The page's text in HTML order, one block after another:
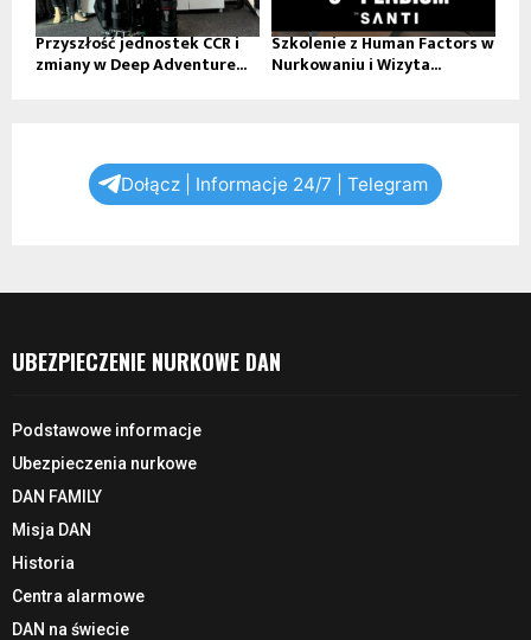
Przyszłość jednostek CCR i
zmiany w Deep Adventure...
Szkolenie z Human Factors w
Nurkowaniu i Wizyta...
Dołącz | Informacje 24/7 | Telegram
UBEZPIECZENIE NURKOWE DAN
Podstawowe informacje
Ubezpieczenia nurkowe
DAN FAMILY
Misja DAN
Historia
Centra alarmowe
DAN na świecie